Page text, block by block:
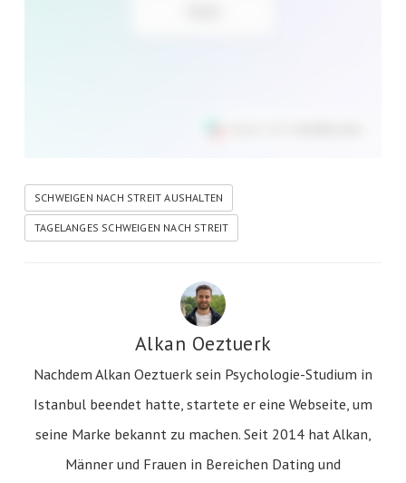
SCHWEIGEN NACH STREIT AUSHALTEN
TAGELANGES SCHWEIGEN NACH STREIT
Alkan Oeztuerk
Nachdem Alkan Oeztuerk sein Psychologie-Studium in
Istanbul beendet hatte, startete er eine Webseite, um
seine Marke bekannt zu machen. Seit 2014 hat Alkan,
Männer und Frauen in Bereichen Dating und